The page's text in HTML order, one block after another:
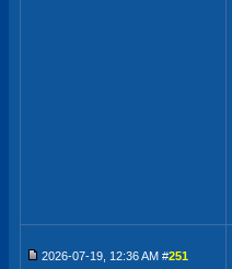
2026-07-19, 12:36 AM #251